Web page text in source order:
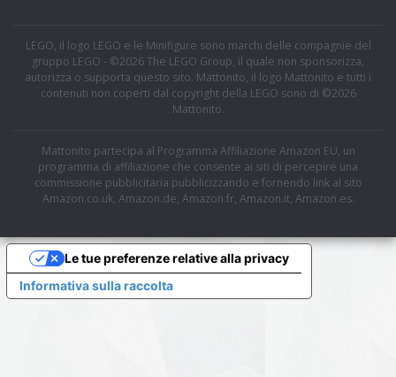
LEGO, il logo LEGO e le Minifigure sono marchi delle compagnie del
gruppo LEGO - ©2026 The LEGO Group, il quale non sponsorizza,
autorizza o supporta questo sito. Mattonito, il logo Mattonito e tutti i
contenuti non coperti dal copyright della LEGO sono di ©2026
Mattonito.
Mattonito partecipa al Programma Affiliazione Amazon EU, un
programma di affiliazione che consente ai siti di percepire una
commissione pubblicitaria pubblicizzando e fornendo link al sito
Amazon.co.uk, Amazon.de, Amazon.fr, Amazon.it, Amazon.es.
Informativa sulla raccolta
Le tue preferenze relative alla privacy